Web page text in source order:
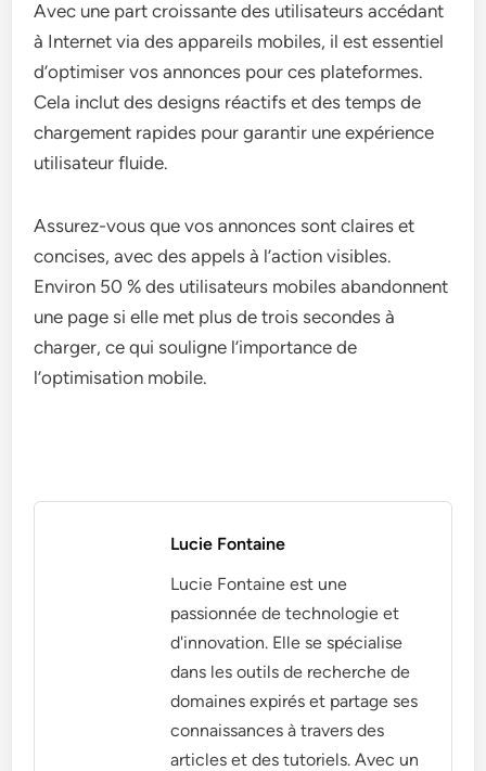
Avec une part croissante des utilisateurs accédant
à Internet via des appareils mobiles, il est essentiel
d’optimiser vos annonces pour ces plateformes.
Cela inclut des designs réactifs et des temps de
chargement rapides pour garantir une expérience
utilisateur fluide.
Assurez-vous que vos annonces sont claires et
concises, avec des appels à l’action visibles.
Environ 50 % des utilisateurs mobiles abandonnent
une page si elle met plus de trois secondes à
charger, ce qui souligne l’importance de
l’optimisation mobile.
Lucie Fontaine
Lucie Fontaine est une
passionnée de technologie et
d'innovation. Elle se spécialise
dans les outils de recherche de
domaines expirés et partage ses
connaissances à travers des
articles et des tutoriels. Avec un